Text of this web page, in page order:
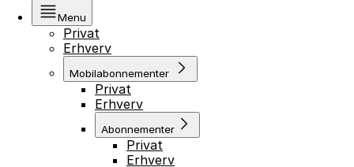
Menu
Privat
Erhverv
Mobilabonnementer
Privat
Erhverv
Abonnementer
Privat
Erhverv